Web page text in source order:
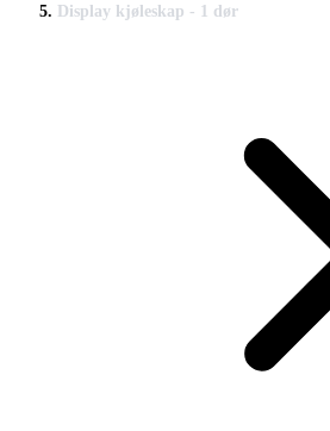
Display kjøleskap - 1 dør